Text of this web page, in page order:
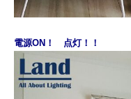
電源ON！ 点灯！！